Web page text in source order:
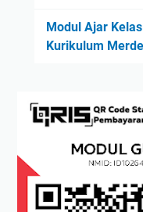
Modul Ajar
Kurikulum